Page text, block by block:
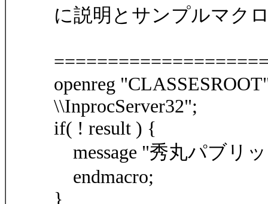
に説明とサンプルマク
openreg
\\InprocServer32";
if( ! result ) {
message "秀丸パブリ
endmacro;
}